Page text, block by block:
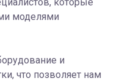
моделями
и
что позволяет нам